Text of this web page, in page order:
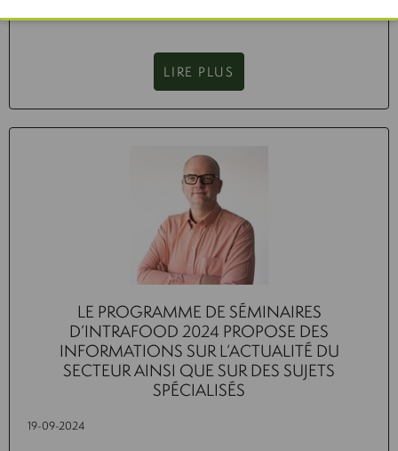
LIRE PLUS
LE PROGRAMME DE SÉMINAIRES
D’INTRAFOOD 2024 PROPOSE DES
INFORMATIONS SUR L’ACTUALITÉ DU
SECTEUR AINSI QUE SUR DES SUJETS
SPÉCIALISÉS
19-09-2024